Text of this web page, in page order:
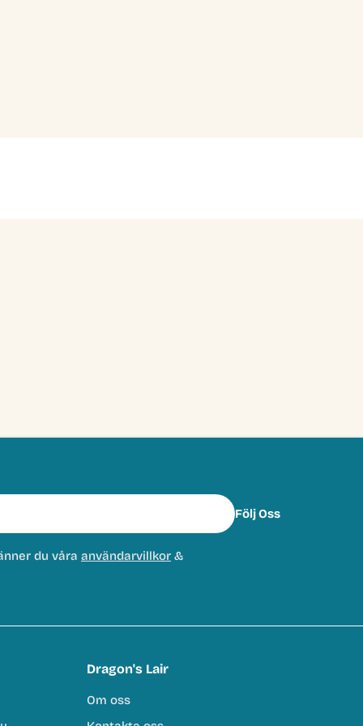
Följ Oss
du våra användarvillkor &
Dragon's Lair
Om oss